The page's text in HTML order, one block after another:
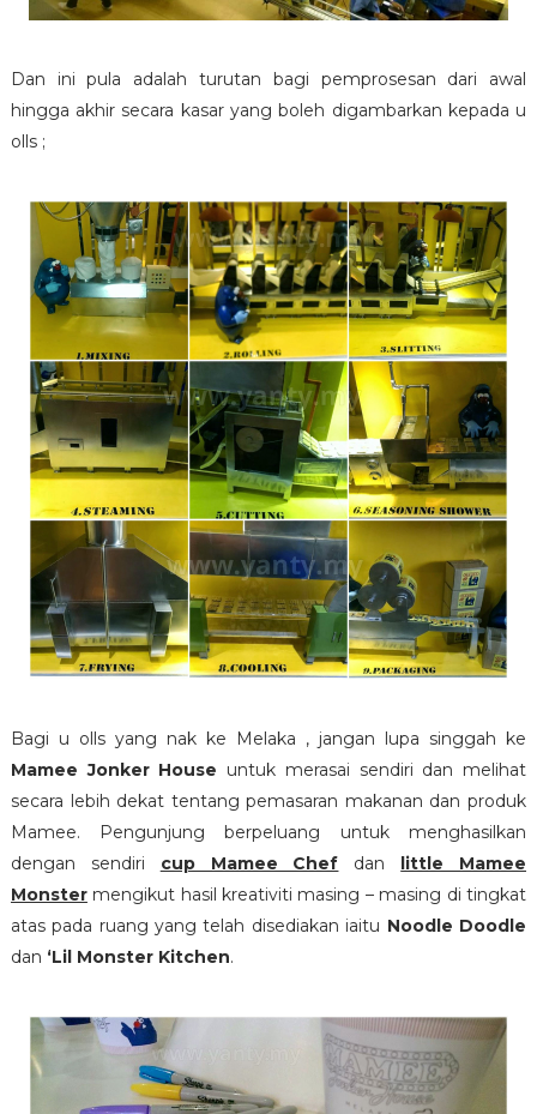
Dan ini pula adalah turutan bagi pemprosesan dari awal
hingga akhir secara kasar yang boleh digambarkan kepada u
olls ;
Bagi u olls yang nak ke Melaka , jangan lupa singgah ke
Mamee Jonker House untuk merasai sendiri dan melihat
secara lebih dekat tentang pemasaran makanan dan produk
Mamee. Pengunjung berpeluang untuk menghasilkan
dengan sendiri cup Mamee Chef dan little Mamee
Monstermengikut hasil kreativiti masing – masing di tingkat
atas pada ruang yang telah disediakan iaitu Noodle Doodle
dan ‘Lil Monster Kitchen.